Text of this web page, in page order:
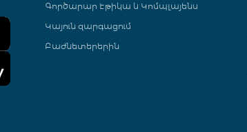
Գործարար Էթիկա և Կոմպլայենս
Կայուն զարգացում
Բաժնետերերին